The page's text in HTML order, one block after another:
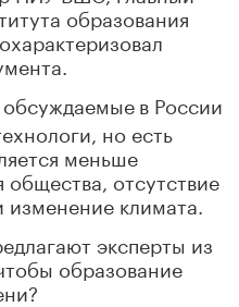
образования
обсуждаемыев России
но есть
меньше
отсутствие
климата.
эксперты из
образование